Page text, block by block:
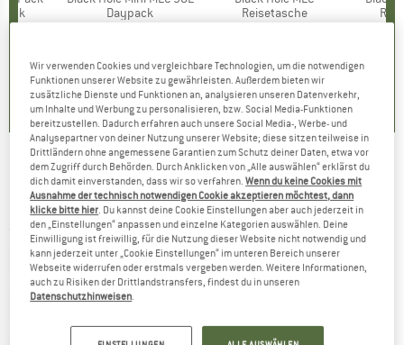
€
Produktgruppe
Daypack
4,8(5)
Produktgruppe
Reisetasche
4,8(5)
Heimplanet - Transit Line Travel Pack 28 -
Reiserucksack
(0)
Wir verwenden Cookies und vergleichbare Technologien, um die notwendigen
Funktionen unserer Website zu gewährleisten. Außerdem bieten wir
zusätzliche Dienste und Funktionen an, analysieren unseren Datenverkehr,
um Inhalte und Werbung zu personalisieren, bzw. Social Media-Funktionen
bereitzustellen. Dadurch erfahren auch unsere Social Media-, Werbe- und
Analysepartner von deiner Nutzung unserer Website; diese sitzen teilweise in
Drittländern ohne angemessene Garantien zum Schutz deiner Daten, etwa vor
dem Zugriff durch Behörden. Durch Anklicken von „Alle auswählen“ erklärst du
dich damit einverstanden, dass wir so verfahren.Wenn du keine Cookies mit
Ausnahme der technisch notwendigen Cookie akzeptieren möchtest, dann
klicke bitte hier . Du kannst deine Cookie Einstellungen aber auch jederzeit in
den „Einstellungen“ anpassen und einzelne Kategorien auswählen. Deine
Einwilligung ist freiwillig, für die Nutzung dieser Website nicht notwendig und
kann jederzeit unter „Cookie Einstellungen“ im unteren Bereich unserer
Webseite widerrufen oder erstmals vergeben werden. Weitere Informationen,
auch zu Risiken der Drittlandstransfers, findest du in unseren
Datenschutzhinweisen